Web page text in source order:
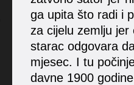
ga upita što radi i
za cijelu zemlju
starac odgovara
mjesec. I tu
davne 1900